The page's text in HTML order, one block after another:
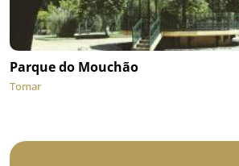
Parque do Mouchão
Tomar